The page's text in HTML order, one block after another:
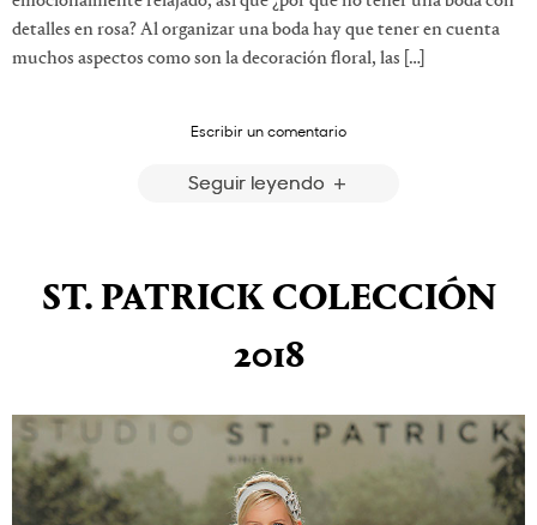
detalles en rosa? Al organizar una boda hay que tener en cuenta
muchos aspectos como son la decoración floral, las […]
Escribir un comentario
Seguir leyendo
ST. PATRICK COLECCIÓN
2018